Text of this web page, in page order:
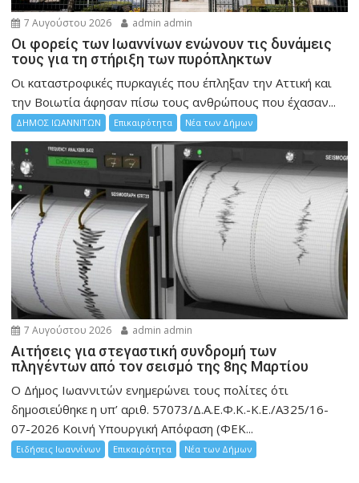
7 Αυγούστου 2026 admin admin
Οι φορείς των Ιωαννίνων ενώνουν τις δυνάμεις
τους για τη στήριξη των πυρόπληκτων
Οι καταστροφικές πυρκαγιές που έπληξαν την Αττική και
την Bοιωτία άφησαν πίσω τους ανθρώπους που έχασαν...
ΔΗΜΟΣ ΙΩΑΝΝΙΤΩΝ Επικαιρότητα Νέα των Δήμων
7 Αυγούστου 2026 admin admin
Αιτήσεις για στεγαστική συνδρομή των
πληγέντων από τον σεισμό της 8ης Μαρτίου
Ο Δήμος Ιωαννιτών ενημερώνει τους πολίτες ότι
δημοσιεύθηκε η υπ’ αριθ. 57073/Δ.Α.Ε.Φ.Κ.-Κ.Ε./Α325/16-
07-2026 Κοινή Υπουργική Απόφαση (ΦΕΚ...
Ειδήσεις Ιωαννίνων Επικαιρότητα Νέα των Δήμων